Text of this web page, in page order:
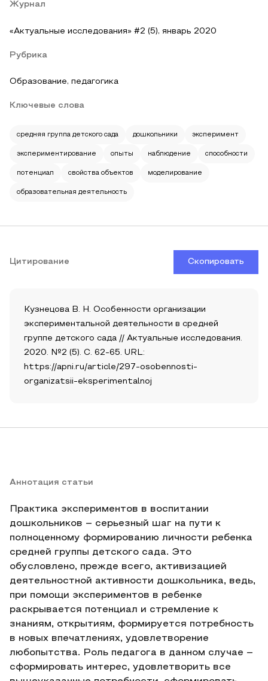
Журнал
«Актуальные исследования» #2 (5), январь 2020
Рубрика
Образование, педагогика
Ключевые слова
средняя группа детского сада дошкольники эксперимент
экспериментирование опыты наблюдение способности
потенциал свойства объектов моделирование
образовательная деятельность
Цитирование Скопировать
Кузнецова В. Н. Особенности организации
экспериментальной деятельности в средней
группе детского сада // Актуальные исследования.
2020. №2 (5). С. 62-65. URL:
https://apni.ru/article/297-osobennosti-
organizatsii-eksperimentalnoj
Аннотация статьи
Практика экспериментов в воспитании
дошкольников – серьезный шаг на пути к
полноценному формированию личности ребенка
средней группы детского сада. Это
обусловлено, прежде всего, активизацией
деятельностной активности дошкольника, ведь,
при помощи экспериментов в ребенке
раскрывается потенциал и стремление к
знаниям, открытиям, формируется потребность
в новых впечатлениях, удовлетворение
любопытства. Роль педагога в данном случае –
сформировать интерес, удовлетворить все